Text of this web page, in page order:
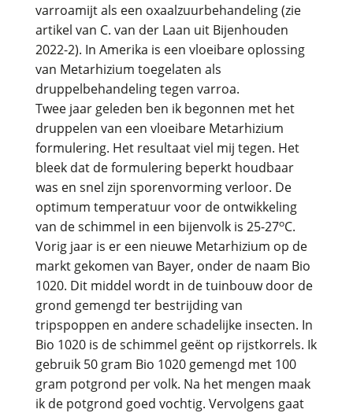
varroamijt als een oxaalzuurbehandeling (zie
artikel van C. van der Laan uit Bijenhouden
2022-2). In Amerika is een vloeibare oplossing
van Metarhizium toegelaten als
druppelbehandeling tegen varroa.
Twee jaar geleden ben ik begonnen met het
druppelen van een vloeibare Metarhizium
formulering. Het resultaat viel mij tegen. Het
bleek dat de formulering beperkt houdbaar
was en snel zijn sporenvorming verloor. De
optimum temperatuur voor de ontwikkeling
van de schimmel in een bijenvolk is 25-27oC.
Vorig jaar is er een nieuwe Metarhizium op de
markt gekomen van Bayer, onder de naam Bio
1020. Dit middel wordt in de tuinbouw door de
grond gemengd ter bestrijding van
tripspoppen en andere schadelijke insecten. In
Bio 1020 is de schimmel geënt op rijstkorrels. Ik
gebruik 50 gram Bio 1020 gemengd met 100
gram potgrond per volk. Na het mengen maak
ik de potgrond goed vochtig. Vervolgens gaat